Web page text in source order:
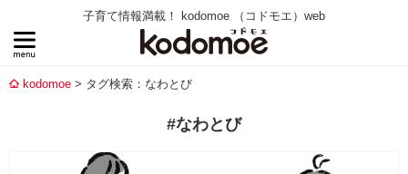
子育て情報満載！ kodomoe （コドモエ）web
kodomoe タグ検索：なわとび
#なわとび